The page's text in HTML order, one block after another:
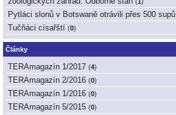
Pytláci slonů v Botswaně otrávili přes 500 supů
Tučňáci císařští (0)
Články
TERAmagazín 1/2017 (4)
TERAmagazín 2/2016 (0)
TERAmagazín 1/2016 (0)
TERAmagazín 5/2015 (0)